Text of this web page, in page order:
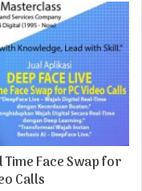
Time Face Swap for
Calls